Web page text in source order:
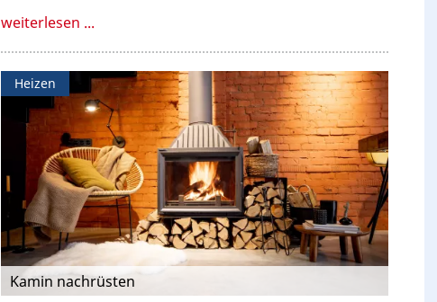
weiterlesen ...
Heizen
Kamin nachrüsten